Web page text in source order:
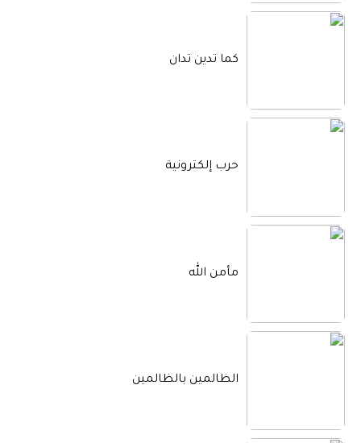
كما تدين تدان
حرب إلكترونية
مأمن الله
الظالمين بالظالمين